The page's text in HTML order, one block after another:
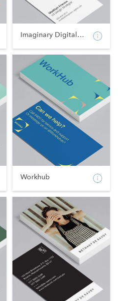
Imaginary Digital - Po...
Workhub